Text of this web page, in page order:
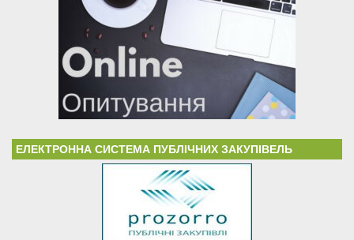
ЕЛЕКТРОННА СИСТЕМА ПУБЛІЧНИХ ЗАКУПІВЕЛЬ